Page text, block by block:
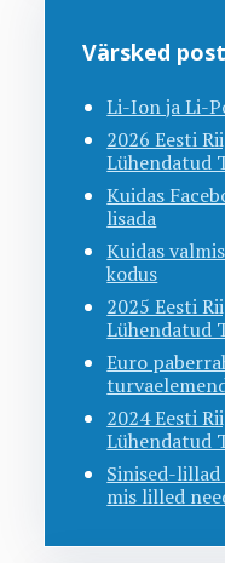
Värsked
Li-Ion ja Li-
2026 Eesti
Lühendatud
Kuidas
lisada
Kuidas
kodus
2025 Eesti
Lühendatud
Euro
2024 Eesti
Lühendatud
Sinised-lillad
mis lilled